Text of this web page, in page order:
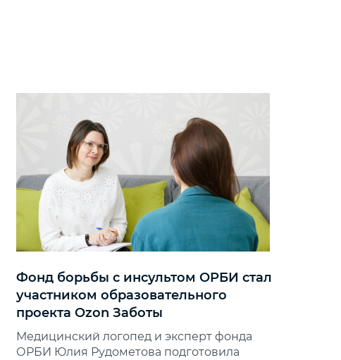
Фонд борьбы с инсультом ОРБИ стал
участником образовательного
проекта Ozon Заботы
Медицинский логопед и эксперт фонда
ОРБИ Юлия Рудометова подготовила